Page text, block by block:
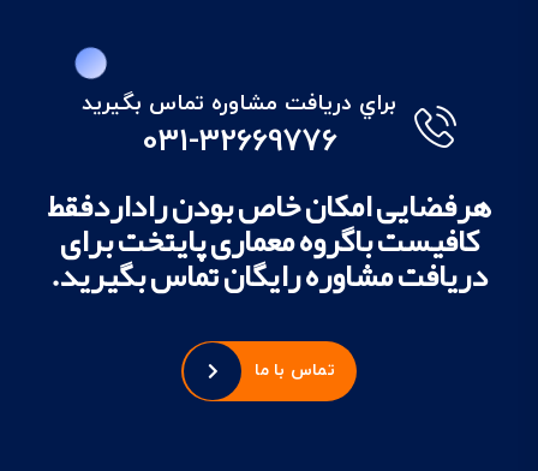
براي دريافت مشاوره تماس بگيريد
031-32669776
هرفضایی امکان خاص بودن راداردفقط
کافیست باگروه معماری پایتخت برای
دریافت مشاوره رایگان تماس بگیرید.
تماس با ما